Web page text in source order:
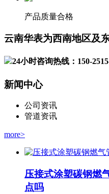
产品质量合格
云南华表为西南地区及
24小时咨询热线：150-
新闻中心
公司资讯
管道资讯
more>
压接式涂塑碳钢燃
点吗